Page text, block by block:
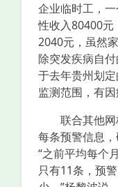
企业临时工，
性收入80400元
2040元，虽然
除突发疾病自
于去年贵州划
监测范围，有因
联合其他网
每条预警信息，
“之前平均每个
只有11条，预